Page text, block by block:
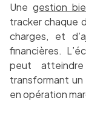
Une gestion
tracker chaque
charges, et
financières.
peut
transformant
en opération